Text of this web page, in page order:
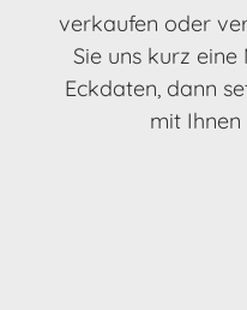
verkau­fen oder
Sie uns kurz
Eckda­ten, dann
mit